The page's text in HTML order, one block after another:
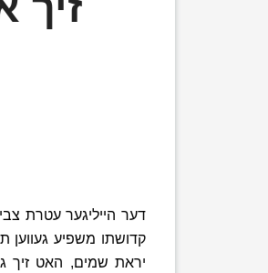
דער הייליגער עטרת
קדושתו משפיע געווען
יראת שמים, האט זיך